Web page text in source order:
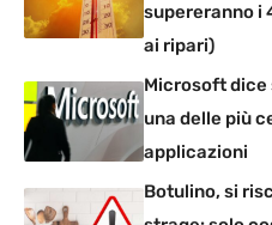
supereranno i
ai ripari)
Microsoft dice
una delle più
applicazioni
Botulino, si